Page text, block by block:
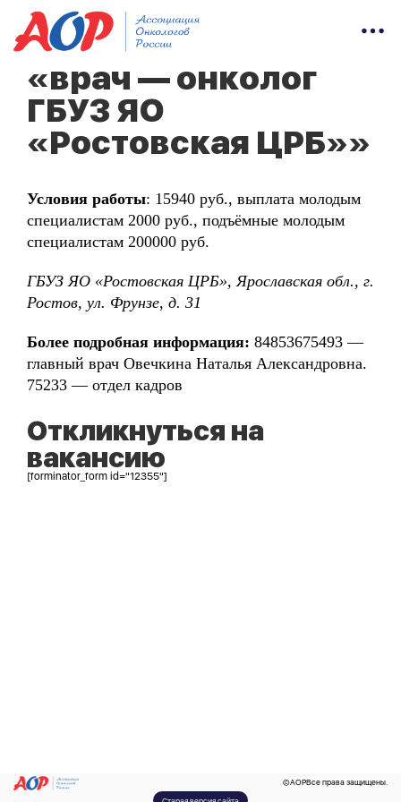
«врач — онколог
ГБУЗ ЯО
«Ростовская ЦРБ»»
Условия работы: 15940 руб., выплата молодым
специалистам 2000 руб., подъёмные молодым
специалистам 200000 руб.
ГБУЗ ЯО «Ростовская ЦРБ», Ярославская обл., г.
Ростов, ул. Фрунзе, д. 31
Более подробная информация: 84853675493 —
главный врач Овечкина Наталья Александровна.
75233 — отдел кадров
Откликнуться на
вакансию
[forminator_form id="12355"]
©AOPВсе права защищены.